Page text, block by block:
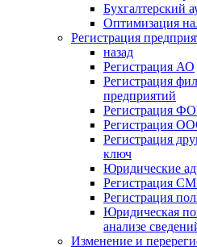
Бухгалтерский
Оптимизация
Регистрация
назад
Регистрация АО
Регистрация
предприятий
Регистрация
Регистрация
Регистрация
ключ
Юридические
Регистрация
Регистрация
Юридическая
анализе
Изменение и